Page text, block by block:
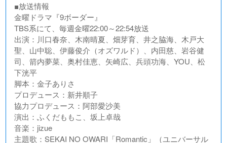
■放送情報
金曜ドラマ『9ボーダー』
TBS系にて、毎週金曜22:00～22:54放送
出演：川口春奈、木南晴夏、畑芽育、井之脇海、木戸大
聖、山中聡、伊藤俊介（オズワルド）、内田慈、岩谷健
司、箭内夢菜、奥村佳恵、矢崎広、兵頭功海、YOU、松
下洸平
脚本：金子ありさ
プロデュース：新井順子
協力プロデュース：阿部愛沙美
演出：ふくだももこ、坂上卓哉
音楽：jizue
主題歌：SEKAI NO OWARI「Romantic」（ユニバーサル